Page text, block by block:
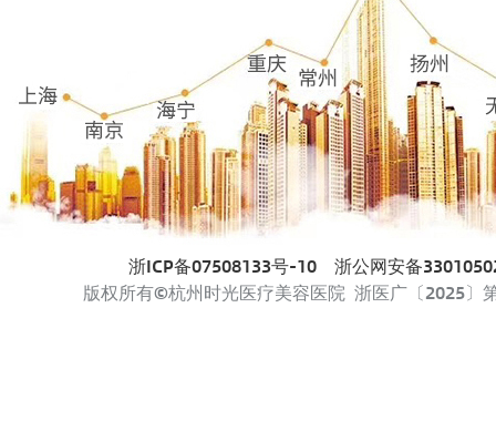
浙ICP备07508133号-10
浙公网安备
版权所有©杭州时光医疗美容医院 浙医广〔2025〕